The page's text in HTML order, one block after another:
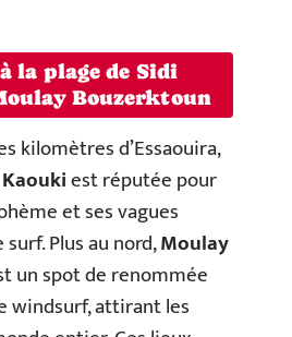
la plage de Sidi
Bouzerktoun
kilomètres d’Essaouira,
est réputée pour
et ses vagues
Plus au nord,Moulay
un spot de renommée
windsurf, attirant les